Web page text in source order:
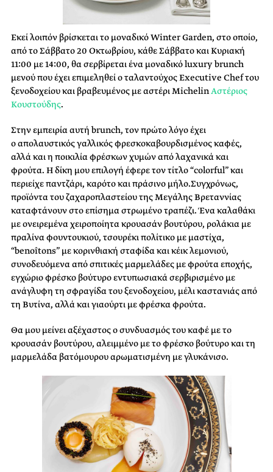
Εκεί λοιπόν βρίσκεται το μοναδικό Winter Garden, στο οποίο,
από το Σάββατο 20 Οκτωβρίου, κάθε Σάββατο και Κυριακή
11:00 με 14:00, θα σερβίρεται ένα μοναδικό luxury brunch
μενού που έχει επιμεληθεί ο ταλαντούχος Executive Chef του
ξενοδοχείου και βραβευμένος με αστέρι MichelinΑστέριος
Κουστούδης.
Στην εμπειρία αυτή brunch, τον πρώτο λόγο έχει
ο απολαυστικός γαλλικός φρεσκοκαβουρδισμένος καφές,
αλλά και η ποικιλία φρέσκων χυμών από λαχανικά και
φρούτα. Η δίκη μου επιλογή έφερε τον τίτλο “colorful” και
περιείχε παντζάρι, καρότο και πράσινο μήλο.Συγχρόνως,
προϊόντα του ζαχαροπλαστείου της Μεγάλης Βρεταννίας
καταφτάνουν στο επίσημα στρωμένο τραπέζι. Ένα καλαθάκι
με ονειρεμένα χειροποίητα κρουασάν βουτύρου, ρολάκια με
πραλίνα φουντουκιού, τσουρέκι πολίτικο με μαστίχα,
“benoîtons” με κορινθιακή σταφίδα και κέικ λεμονιού,
συνοδευόμενα από σπιτικές μαρμελάδες με φρούτα εποχής,
εγχώριο φρέσκο βούτυρο εντυπωσιακά σερβιρισμένο με
ανάγλυφη τη σφραγίδα του ξενοδοχείου, μέλι καστανιάς από
τη Βυτίνα, αλλά και γιαούρτι με φρέσκα φρούτα.
Θα μου μείνει αξέχαστος ο συνδυασμός του καφέ με το
κρουασάν βουτύρου, αλειμμένο με το φρέσκο βούτυρο και τη
μαρμελάδα βατόμουρου αρωματισμένη με γλυκάνισο.